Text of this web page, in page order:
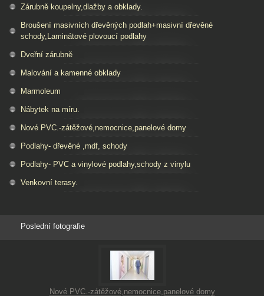
Zárubně koupelny,dlažby a obklady.
Broušení masivních dřevěných podlah+masivní dřevěné
schody,Laminátové plovoucí podlahy
Dveřní zárubně
Malování a kamenné obklady
Marmoleum
Nábytek na míru.
Nové PVC.-zátěžové,nemocnice,panelové domy
Podlahy- dřevěné ,mdf, schody
Podlahy- PVC a vinylové podlahy,schody z vinylu
Venkovní terasy.
Poslední fotografie
Nové PVC.-zátěžové,nemocnice,panelové domy